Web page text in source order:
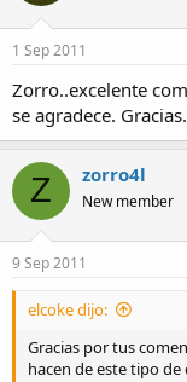
1 Sep 2011
Zorro..excelente
se agradece. Gracias.
Z zorro4l
New member
9 Sep 2011
elcoke dijo:
Gracias por tus
hacen de este tipo